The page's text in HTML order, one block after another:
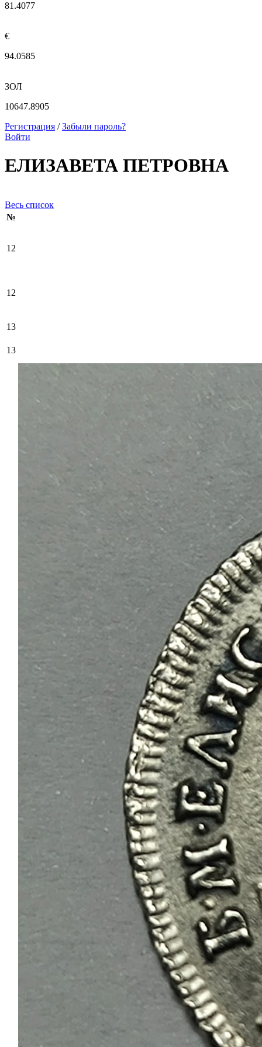
81.4077
€
94.0585
ЗОЛ
10647.8905
Регистрация / Забыли пароль?
Войти
ЕЛИЗАВЕТА ПЕТРОВНА
Весь список
№
12
12
13
13